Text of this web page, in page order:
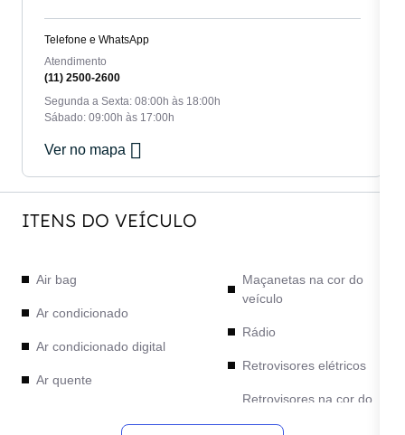
Telefone e WhatsApp
Atendimento
(11) 2500-2600
Segunda a Sexta: 08:00h às 18:00h
Sábado: 09:00h às 17:00h
Ver no mapa
ITENS DO VEÍCULO
Air bag
Ar condicionado
Ar condicionado digital
Ar quente
Maçanetas na cor do
veículo
Rádio
Retrovisores elétricos
Retrovisores na cor do